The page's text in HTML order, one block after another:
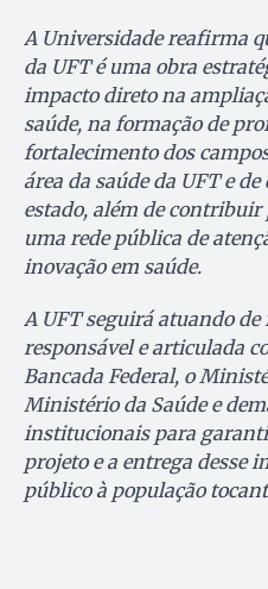
A Universidade reafirma
da UFT é uma obra
impacto direto na
saúde, na formação de
fortalecimento dos
área da saúde da UFT e
estado, além de contribuir
uma rede pública de
inovação em saúde.
A UFT seguirá atuando
responsável e articulada
Bancada Federal, o
Ministério da Saúde e
institucionais para
projeto e a entrega desse
público à população